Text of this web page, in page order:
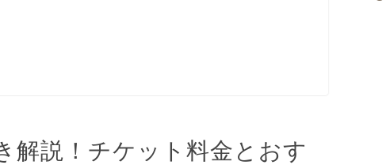
解説！チケット料金とおす